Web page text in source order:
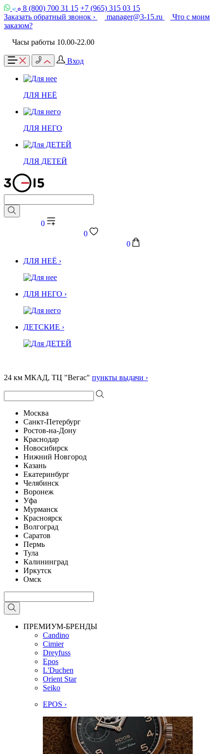
8 (800) 700 31 15 +7 (965) 315 03 15
Заказать обратный звонок ›
manager@3-15.ru
Что с моим
заказом?
Часы работы 10.00-22.00
Вход
ДЛЯ НЕЁ
ДЛЯ НЕГО
ДЛЯ ДЕТЕЙ
0
0
0
ДЛЯ НЕЁ ›
ДЛЯ НЕГО ›
ДЕТСКИЕ ›
24 км МКАД, ТЦ "Вегас" пункты выдачи ›
Москва
Санкт-Петербург
Ростов-на-Дону
Краснодар
Новосибирск
Нижний Новгород
Казань
Екатеринбург
Челябинск
Воронеж
Уфа
Мурманск
Красноярск
Волгоград
Саратов
Пермь
Тула
Калининград
Иркутск
Омск
ПРЕМИУМ-БРЕНДЫ
Candino
Cimier
Dreyfuss
Epos
L'Duchen
Orient Star
Seiko
EPOS ›